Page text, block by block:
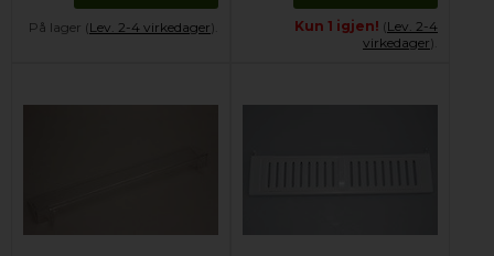
På lager (Lev. 2-4 virkedager). Kun 1 igjen! (Lev. 2-4
virkedager).